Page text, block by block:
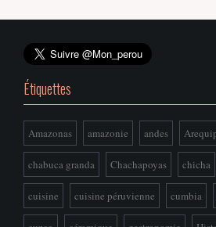
Étiquettes
Amazonas amazonie andes
chabuca granda Chachapoyas chicha
cuisine cuisine péruvienne cumbia